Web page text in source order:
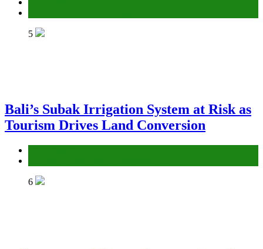
5
Bali’s Subak Irrigation System at Risk as
Tourism Drives Land Conversion
6